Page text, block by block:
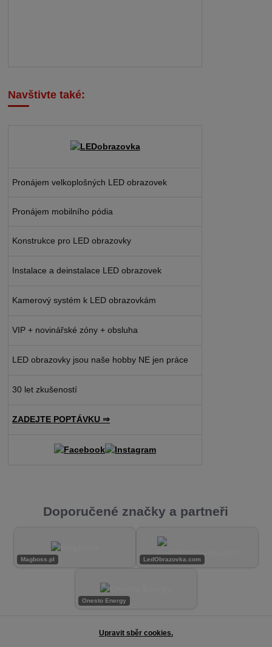
Navštivte také:
Pronájem velkoplošných LED obrazovek
Pronájem mobilního pódia
Konstrukce pro LED obrazovky
Instalace a deinstalace LED obrazovek
Kamerový systém k LED obrazovkám
VIP + novinářské zóny + obsluha
LED obrazovky jsou naše hobby NE jen práce
30 let zkušeností
ZADEJTE POPTÁVKU ⇒
Doporučené značky a partneři
Magboss.pl LedObrazovka.com
Onesto Energy
Upravit sběr cookies.